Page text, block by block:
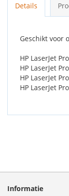
Details
Geschikt voor
HP LaserJet
HP LaserJet
HP LaserJet
HP LaserJet
Informatie